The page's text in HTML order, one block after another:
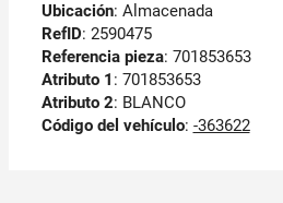
Ubicación: Almacenada
RefID: 2590475
Referencia pieza: 701853653
Atributo 1 : 701853653
Atributo 2: BLANCO
Código del vehículo: -363622